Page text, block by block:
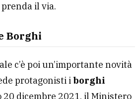
il via.
Borghi
c’è poi un’importante novità
protagonisti i borghi
20 dicembre 2021, il Ministero